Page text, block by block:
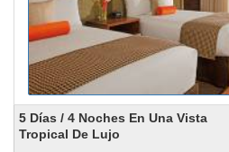
5 Días / 4 Noches En Una Vista
Tropical De Lujo